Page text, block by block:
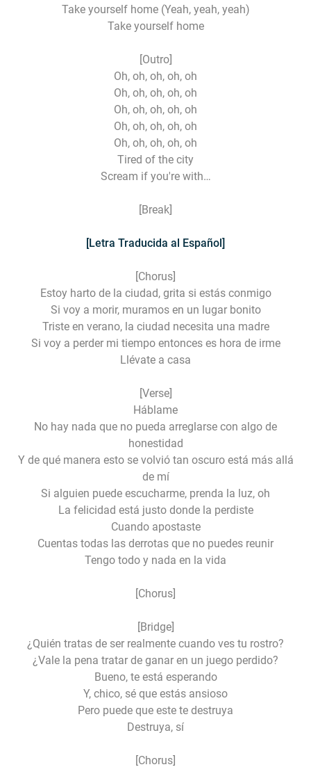
Take yourself home (Yeah, yeah, yeah)
Take yourself home
[Outro]
Oh, oh, oh, oh, oh
Oh, oh, oh, oh, oh
Oh, oh, oh, oh, oh
Oh, oh, oh, oh, oh
Oh, oh, oh, oh, oh
Tired of the city
Scream if you're with…
[Break]
[Letra Traducida al Español]
[Chorus]
Estoy harto de la ciudad, grita si estás conmigo
Si voy a morir, muramos en un lugar bonito
Triste en verano, la ciudad necesita una madre
Si voy a perder mi tiempo entonces es hora de irme
Llévate a casa
[Verse]
Háblame
No hay nada que no pueda arreglarse con algo de
honestidad
Y de qué manera esto se volvió tan oscuro está más allá
de mí
Si alguien puede escucharme, prenda la luz, oh
La felicidad está justo donde la perdiste
Cuando apostaste
Cuentas todas las derrotas que no puedes reunir
Tengo todo y nada en la vida
[Chorus]
[Bridge]
¿Quién tratas de ser realmente cuando ves tu rostro?
¿Vale la pena tratar de ganar en un juego perdido?
Bueno, te está esperando
Y, chico, sé que estás ansioso
Pero puede que este te destruya
Destruya, sí
[Chorus]